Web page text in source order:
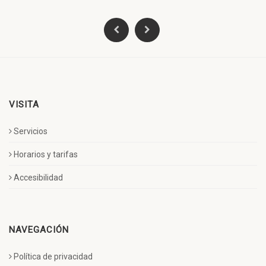
VISITA
Servicios
Horarios y tarifas
Accesibilidad
NAVEGACIÓN
Política de privacidad